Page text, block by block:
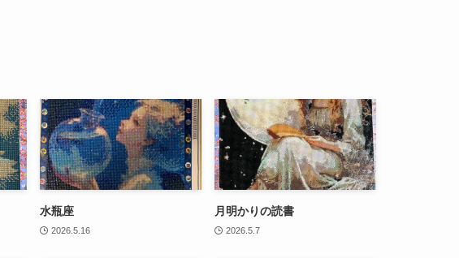
水瓶座
2026.5.16
月明かりの読書
2026.5.7